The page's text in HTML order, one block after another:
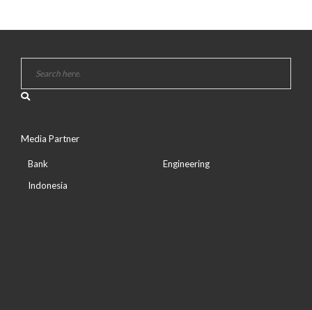
Media Partner
Bank
Indonesia
Engineering